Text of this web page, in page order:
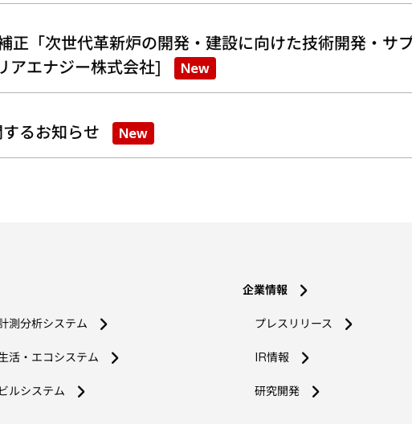
正「次世代革新炉の開発・建設に向けた技術開発・サ
アエナジー株式会社]
New
るお知らせ New
測分析システム
活・エコシステム
ビルシステム
企業情報
プレスリリース
IR情報
研究開発新